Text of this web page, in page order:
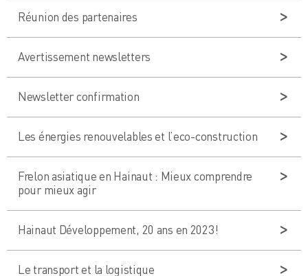
Réunion des partenaires
Avertissement newsletters
Newsletter confirmation
Les énergies renouvelables et l’eco-construction
Frelon asiatique en Hainaut : Mieux comprendre
pour mieux agir
Hainaut Développement, 20 ans en 2023!
Le transport et la logistique